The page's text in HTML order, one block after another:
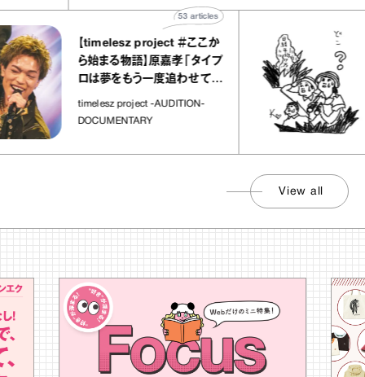
【timelesz project ＃ここか
ら始まる物語】原嘉孝「タイプ
ロは夢をもう一度追わせてく
れた場所」
timelesz project -AUDITION-
DOCUMENTARY
articles
「
社会
View all